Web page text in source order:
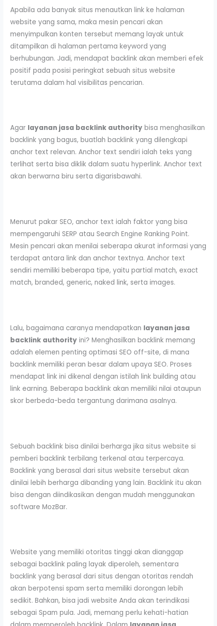
Apabila ada banyak situs menautkan link ke halaman
website yang sama, maka mesin pencari akan
menyimpulkan konten tersebut memang layak untuk
ditampilkan di halaman pertama keyword yang
berhubungan. Jadi, mendapat backlink akan memberi efek
positif pada posisi peringkat sebuah situs website
terutama dalam hal visibilitas pencarian.
Agar layanan jasa backlink authority bisa menghasilkan
backlink yang bagus, buatlah backlink yang dilengkapi
anchor text relevan. Anchor text sendiri ialah teks yang
terlihat serta bisa diklik dalam suatu hyperlink. Anchor text
akan berwarna biru serta digarisbawahi.
Menurut pakar SEO, anchor text ialah faktor yang bisa
mempengaruhi SERP atau Search Engine Ranking Point.
Mesin pencari akan menilai seberapa akurat informasi yang
terdapat antara link dan anchor textnya. Anchor text
sendiri memiliki beberapa tipe, yaitu partial match, exact
match, branded, generic, naked link, serta images.
Lalu, bagaimana caranya mendapatkan layanan jasa
backlink authority ini? Menghasilkan backlink memang
adalah elemen penting optimasi SEO off-site, di mana
backlink memiliki peran besar dalam upaya SEO. Proses
mendapat link ini dikenal dengan istilah link building atau
link earning. Beberapa backlink akan memiliki nilai ataupun
skor berbeda-beda tergantung darimana asalnya.
Sebuah backlink bisa dinilai berharga jika situs website si
pemberi backlink terbilang terkenal atau terpercaya.
Backlink yang berasal dari situs website tersebut akan
dinilai lebih berharga dibanding yang lain. Backlink itu akan
bisa dengan diindikasikan dengan mudah menggunakan
software MozBar.
Website yang memiliki otoritas tinggi akan dianggap
sebagai backlink paling layak diperoleh, sementara
backlink yang berasal dari situs dengan otoritas rendah
akan berpotensi spam serta memiliki dorongan lebih
sedikit. Bahkan, bisa jadi website Anda akan terindikasi
sebagai Spam pula. Jadi, memang perlu kehati-hatian